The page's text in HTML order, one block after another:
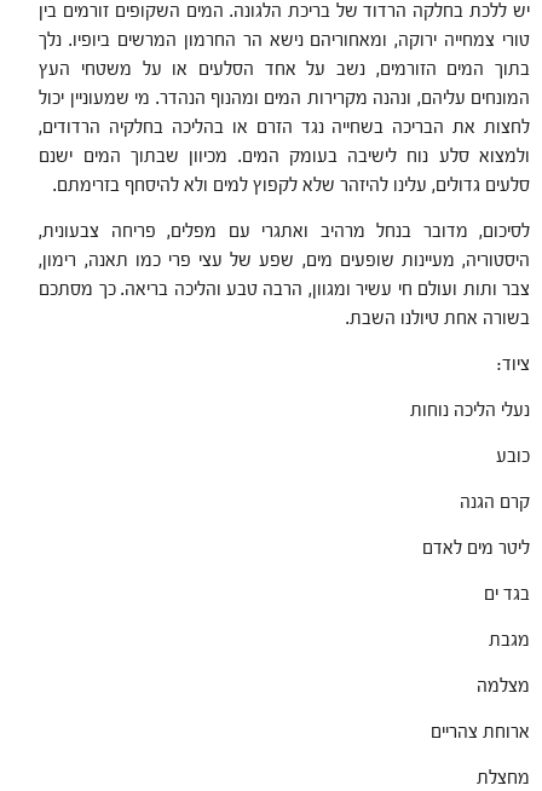
יש ללכת בחלקה הרדוד של בריכת הלגונה. המים השקופים זורמים בין
טורי צמחייה ירוקה, ומאחוריהם נישא הר החרמון המרשים ביופיו. נלך
בתוך המים הזורמים, נשב על אחד הסלעים או על משטחי העץ
המונחים עליהם, ונהנה מקרירות המים ומהנוף הנהדר. מי שמעוניין יכול
לחצות את הבריכה בשחייה נגד הזרם או בהליכה בחלקיה הרדודים,
ולמצוא סלע נוח לישיבה בעומק המים. מכיוון שבתוך המים ישנם
סלעים גדולים, עלינו להיזהר שלא לקפוץ למים ולא להיסחף בזרימתם.
לסיכום, מדובר בנחל מרהיב ואתגרי עם מפלים, פריחה צבעונית,
היסטוריה, מעיינות שופעים מים, שפע של עצי פרי כמו תאנה, רימון,
צבר ותות ועולם חי עשיר ומגוון, הרבה טבע והליכה בריאה. כך מסתכם
בשורה אחת טיולנו השבת.
ציוד:
נעלי הליכה נוחות
כובע
קרם הגנה
ליטר מים לאדם
בגד ים
מגבת
מצלמה
ארוחת צהריים
מחצלת